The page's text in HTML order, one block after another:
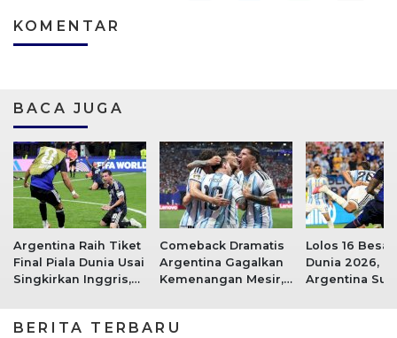
KOMENTAR
BACA JUGA
Argentina Raih Tiket
Final Piala Dunia Usai
Singkirkan Inggris,
Comeback Dramatis
Argentina Gagalkan
Kemenangan Mesir,
Lolos 16 Besar
Dunia 2026,
Argentina
BERITA TERBARU